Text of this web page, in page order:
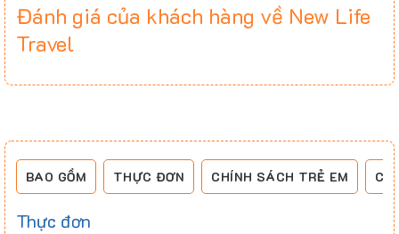
Đánh giá của khách hàng về New Life
Travel
BAO GỒM THỰC ĐƠN CHÍNH SÁCH TRẺ EM
Thực đơn